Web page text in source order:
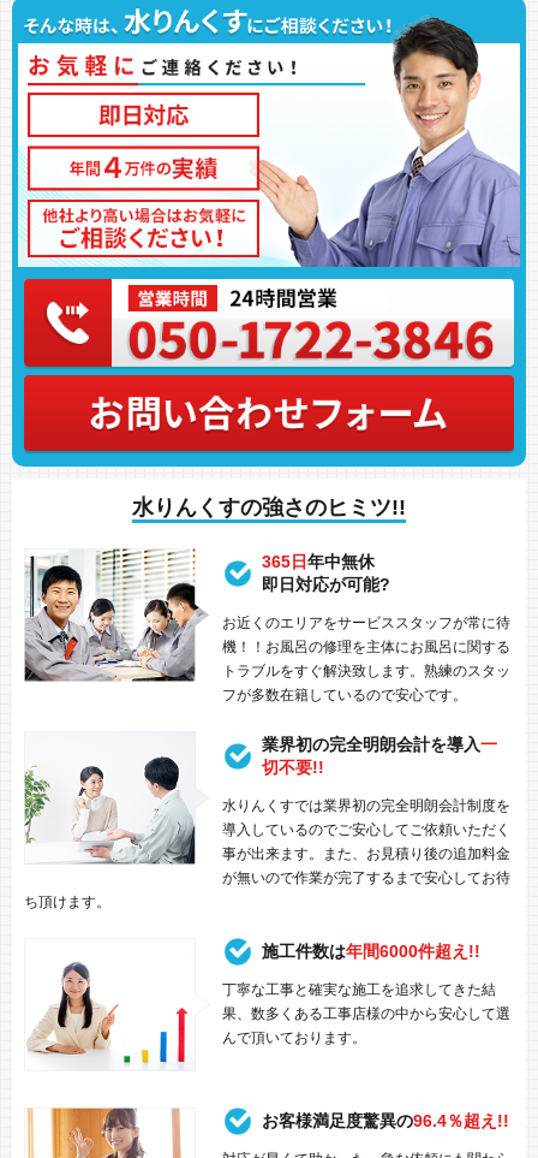
水りんくすの強さのヒミツ!!
365日年中無休
即日対応が可能?
お近くのエリアをサービススタッフが常に待
機！！お風呂の修理を主体にお風呂に関する
トラブルをすぐ解決致します。熟練のスタッ
フが多数在籍しているので安心です。
業界初の完全明朗会計を導入一
切不要!!
水りんくすでは業界初の完全明朗会計制度を
導入しているのでご安心してご依頼いただく
事が出来ます。また、お見積り後の追加料金
が無いので作業が完了するまで安心してお待
ち頂けます。
施工件数は年間6000件超え!!
丁寧な工事と確実な施工を追求してきた結
果、数多くある工事店様の中から安心して選
んで頂いております。
お客様満足度驚異の96.4％超え!!